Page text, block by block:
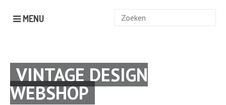
MENU
Zoek
VINTAGE DESIGN
WEBSHOP